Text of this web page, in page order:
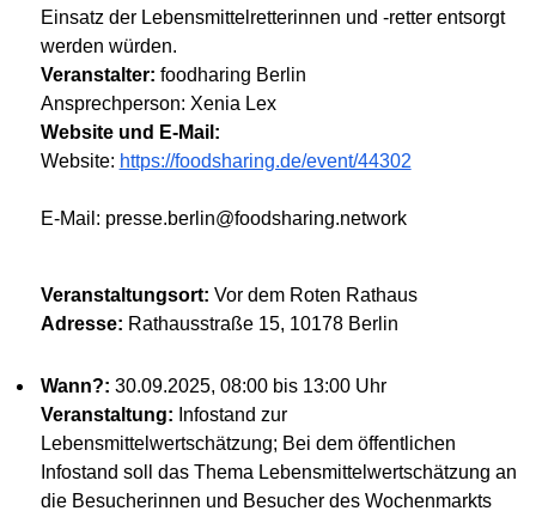
Einsatz der Lebensmittelretterinnen und -retter entsorgt
werden würden.
Veranstalter: foodharing Berlin
Ansprechperson: Xenia Lex
Website und E-Mail:
Website: https://foodsharing.de/event/44302
E-Mail: presse.berlin@foodsharing.network
Veranstaltungsort: Vor dem Roten Rathaus
Adresse: Rathausstraße 15, 10178 Berlin
Wann?: 30.09.2025, 08:00 bis 13:00 Uhr
Veranstaltung: Infostand zur
Lebensmittelwertschätzung; Bei dem öffentlichen
Infostand soll das Thema Lebensmittelwertschätzung an
die Besucherinnen und Besucher des Wochenmarkts